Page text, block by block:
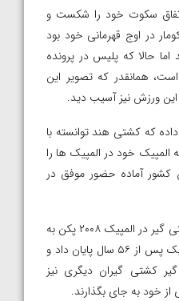
سکوت خود را شکست و
در اوج قهرمانی خود بود
حالا که پلیس در پرونده
همانقدر که تصویر این
ورزش نیز آسیب دید.
که کشتی هند توانسته با
المپیک خود در المپیک ها را
آماده حضور موفق در
کشور هند با مدال برنز این کشتی گیر در المپیک ۲۰۰۸ پکن به
بی مدالی خود در میادین المپیک پس از ۵۶ سال پایان داد و
کشتی گیران دیگری نیز
خود به جای بگذارند.